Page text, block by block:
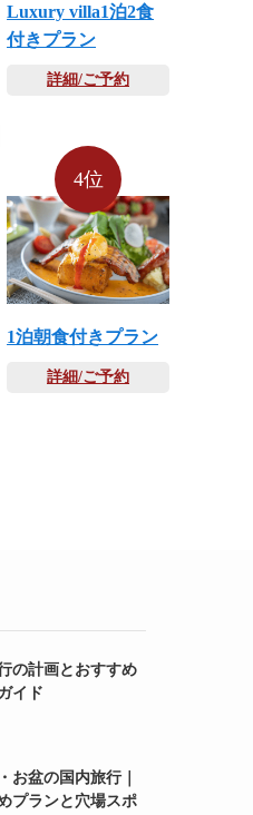
Luxury villa1泊2食
付きプラン
詳細/ご予約
4位
1泊朝食付きプラン
詳細/ご予約
の計画とおすすめ
イド
お盆の国内旅行｜
プランと穴場スポ